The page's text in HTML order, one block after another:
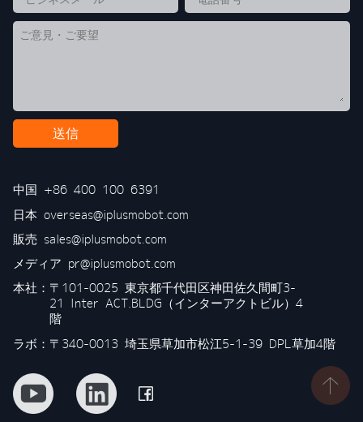
送信
中国 +86 400 100 6391
日本 overseas@iplusmobot.com
販売 sales@iplusmobot.com
メディア pr@iplusmobot.com
本社： 〒101-0025 東京都千代田区神田佐久間町3-
21 Inter ACT.BLDG（インターアクトビル）4
階
ラボ：〒340-0013 埼玉県草加市松江5-1-39 DPL草加4階